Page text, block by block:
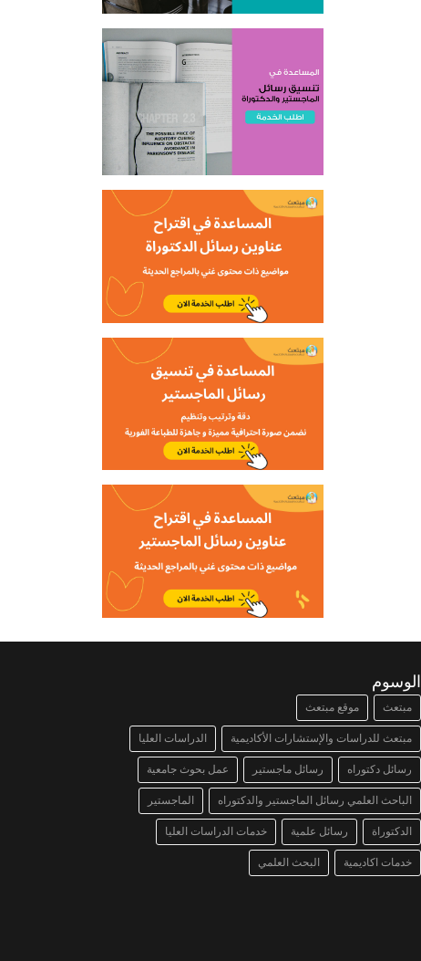
الوسوم
مبتعث موقع مبتعث
مبتعث للدراسات والإستشارات الأكاديمية الدراسات العليا
رسائل دكتوراه رسائل ماجستير عمل بحوث جامعية
الباحث العلمي رسائل الماجستير والدكتوراه الماجستير
الدكتوراة رسائل علمية خدمات الدراسات العليا
خدمات اكاديمية البحث العلمي